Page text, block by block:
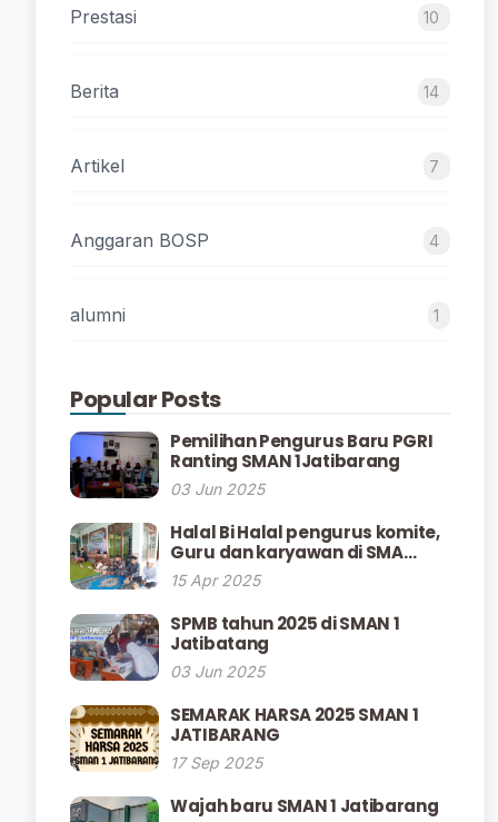
Prestasi 10
Berita 14
Artikel 7
Anggaran BOSP 4
alumni 1
Popular Posts
Pemilihan Pengurus Baru PGRI
Ranting SMAN 1Jatibarang
03 Jun 2025
Halal Bi Halal pengurus komite,
Guru dan karyawan di SMA
Negeri 1 Jatibarang
15 Apr 2025
SPMB tahun 2025 di SMAN 1
Jatibatang
03 Jun 2025
SEMARAK HARSA 2025 SMAN 1
JATIBARANG
17 Sep 2025
Wajah baru SMAN 1 Jatibarang